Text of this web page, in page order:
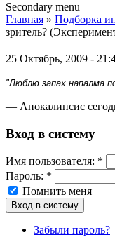
Secondary menu
Главная » Подборка
зритель?
25 Октябрь, 2009 -
"Люблю запах напалма
— Апокалипсис
Вход в систему
Имя пoльзовaтeля: *
Пароль: *
Помнить меня
Забыли пароль?